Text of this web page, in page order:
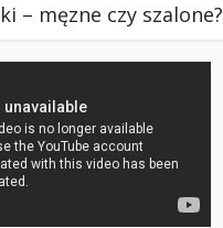
– męzne czy szalone?